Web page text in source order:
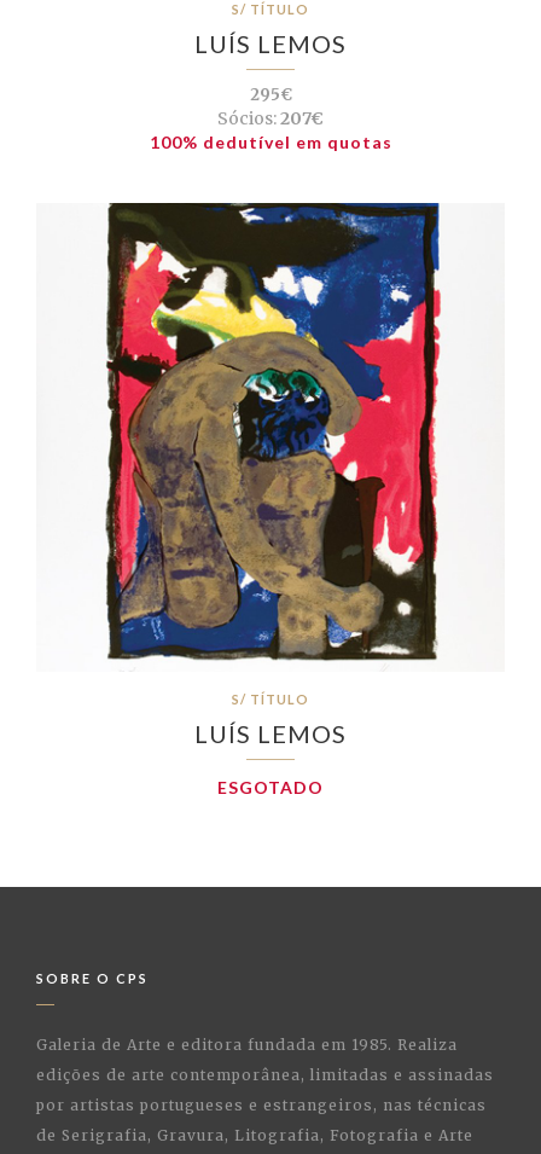
S/ TÍTULO
LUÍS LEMOS
295€
Sócios:207€
100% dedutível em quotas
S/ TÍTULO
LUÍS LEMOS
ESGOTADO
SOBRE O CPS
Galeria de Arte e editora fundada em 1985. Realiza
edições de arte contemporânea, limitadas e assinadas
por artistas portugueses e estrangeiros, nas técnicas
de Serigrafia, Gravura, Litografia, Fotografia e Arte